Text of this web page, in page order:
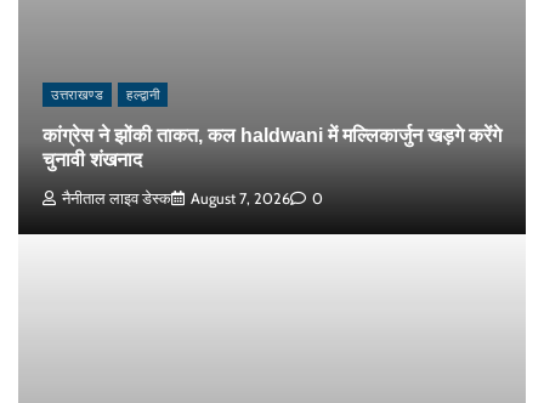
उत्तराखण्ड हल्द्वानी
कांग्रेस ने झोंकी ताकत, कल haldwani में मल्लिकार्जुन खड़गे करेंगे
चुनावी शंखनाद
नैनीताल लाइव डेस्क August 7, 2026 0